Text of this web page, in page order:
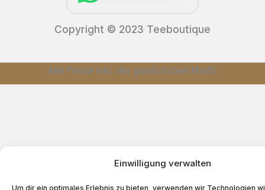
Einwilligung verwalten
Um dir ein optimales Erlebnis zu bieten, verwenden wir Technologien
Copyright © 2023 Teeboutique
Alle Preise inkl. der gesetzlichen MwSt.